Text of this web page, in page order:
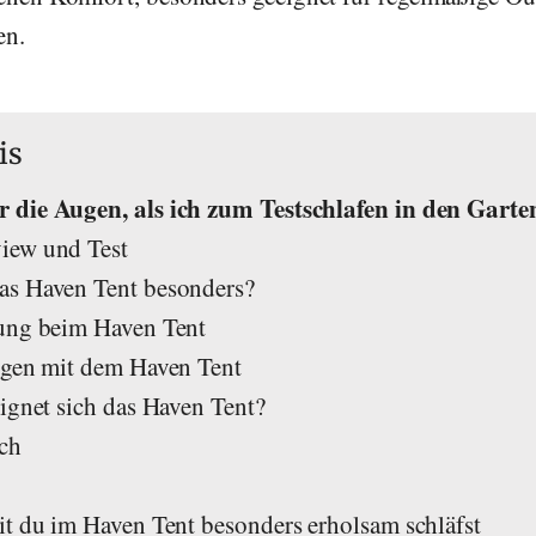
Augen, als ich zum Testschlafen in den
und Test
Haven Tent besonders?
beim Haven Tent
mit dem Haven Tent
sich das Haven Tent?
im Haven Tent besonders erholsam schläfst